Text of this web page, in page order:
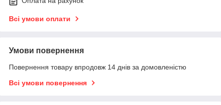
Всі умови оплати
Умови повернення
Повернення товару впродовж 14 днів за домовленістю
Всі умови повернення